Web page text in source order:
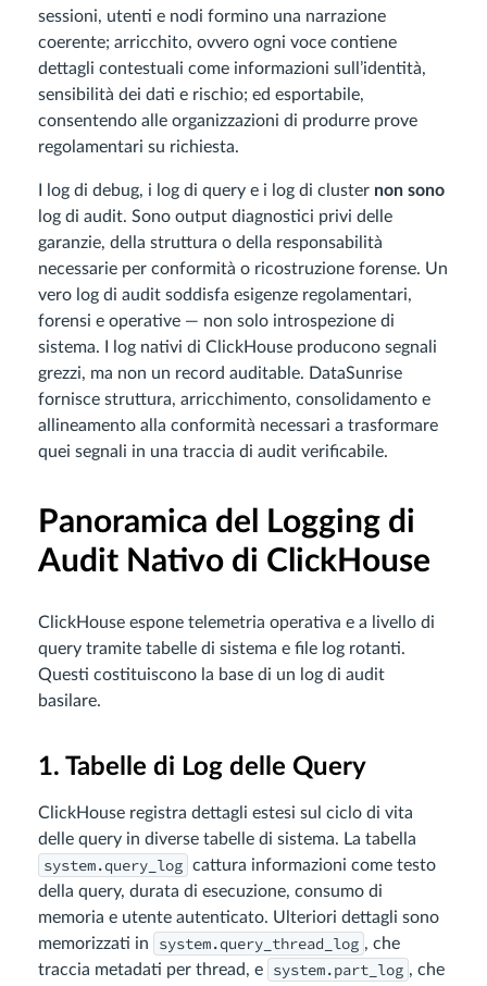
sessioni, utenti e nodi formino una narrazione
coerente; arricchito, ovvero ogni voce contiene
dettagli contestuali come informazioni sull’identità,
sensibilità dei dati e rischio; ed esportabile,
consentendo alle organizzazioni di produrre prove
regolamentari su richiesta.
I log di debug, i log di query e i log di cluster non sono
log di audit. Sono output diagnostici privi delle
garanzie, della struttura o della responsabilità
necessarie per conformità o ricostruzione forense. Un
vero log di audit soddisfa esigenze regolamentari,
forensi e operative — non solo introspezione di
sistema. I log nativi di ClickHouse producono segnali
grezzi, ma non un record auditable. DataSunrise
fornisce struttura, arricchimento, consolidamento e
allineamento alla conformità necessari a trasformare
quei segnali in una traccia di audit verificabile.
Panoramica del Logging di
Audit Nativo di ClickHouse
ClickHouse espone telemetria operativa e a livello di
query tramite tabelle di sistema e file log rotanti.
Questi costituiscono la base di un log di audit
basilare.
1. Tabelle di Log delle Query
ClickHouse registra dettagli estesi sul ciclo di vita
delle query in diverse tabelle di sistema. La tabella
system.query_log cattura informazioni come testo
della query, durata di esecuzione, consumo di
memoria e utente autenticato. Ulteriori dettagli sono
memorizzati in
system.query_thread_log , che
traccia metadati per thread, e
system.part_log , che